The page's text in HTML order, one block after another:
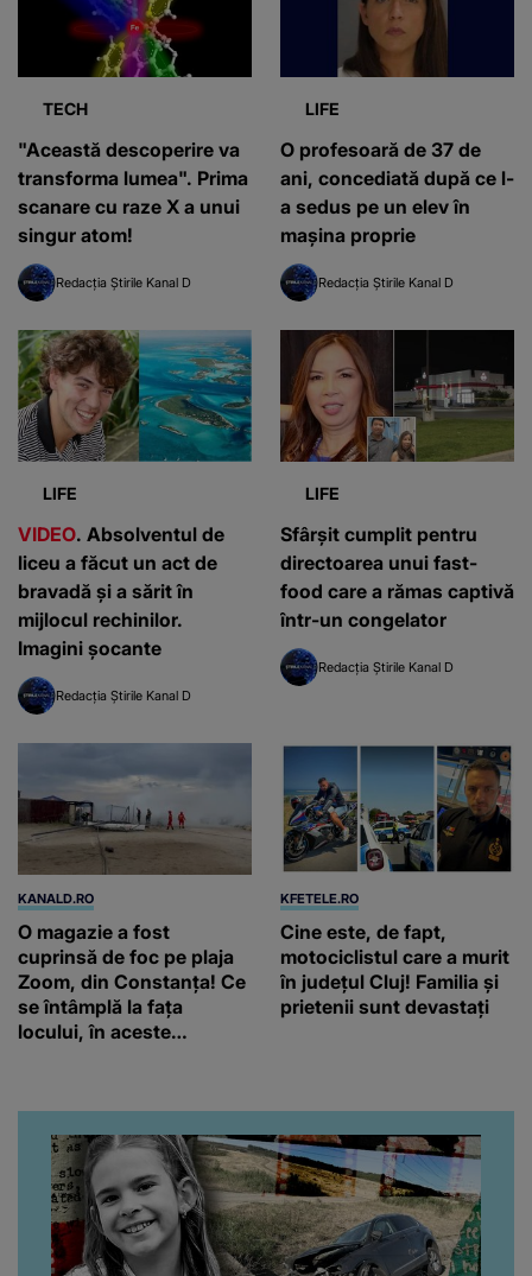
TECH
"Această descoperire va
transforma lumea". Prima
scanare cu raze X a unui
singur atom!
Redacția Știrile Kanal D
LIFE
O profesoară de 37 de
ani, concediată după ce l-
a sedus pe un elev în
mașina proprie
Redacția Știrile Kanal D
LIFE
VIDEO. Absolventul de
liceu a făcut un act de
bravadă și a sărit în
mijlocul rechinilor.
Imagini șocante
Redacția Știrile Kanal D
LIFE
Sfârșit cumplit pentru
directoarea unui fast-
food care a rămas captivă
într-un congelator
Redacția Știrile Kanal D
KANALD.RO
O magazie a fost
cuprinsă de foc pe plaja
Zoom, din Constanța! Ce
se întâmplă la fața
locului, în aceste
KFETELE.RO
Cine este, de fapt,
motociclistul care a murit
în județul Cluj! Familia și
prietenii sunt devastați